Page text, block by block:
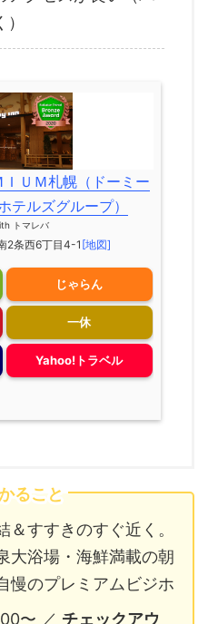
ＩＵＭ札幌（ドーミー
ルズグループ）
トマレバ
2条西6丁目4-1 [地図]
じゃらん
一休
Yahoo!トラベル
ること
すすきのすぐ近く。
大浴場・海鮮満載の朝
慢のプレミアムビジホ
〜 ／ チェックアウ